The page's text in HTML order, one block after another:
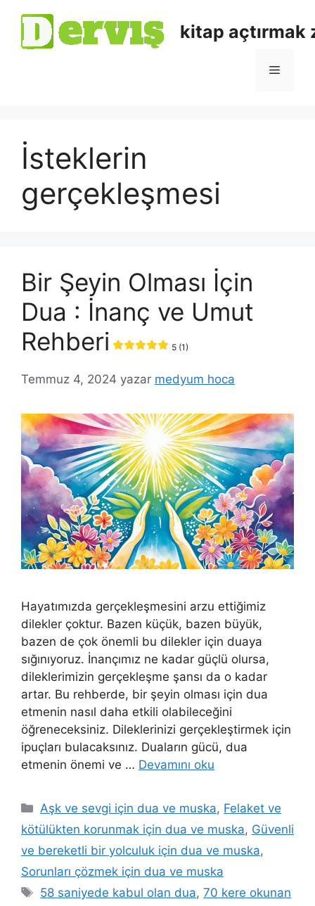
kitap açtırmak
İsteklerin
gerçekleşmesi
Bir Şeyin Olması İçin
Dua : İnanç ve Umut
Rehberi
5 (1)
Temmuz 4, 2024 yazar medyum hoca
Hayatımızda gerçekleşmesini arzu ettiğimiz
dilekler çoktur. Bazen küçük, bazen büyük,
bazen de çok önemli bu dilekler için duaya
sığınıyoruz. İnançımız ne kadar güçlü olursa,
dileklerimizin gerçekleşme şansı da o kadar
artar. Bu rehberde, bir şeyin olması için dua
etmenin nasıl daha etkili olabileceğini
öğreneceksiniz. Dileklerinizi gerçekleştirmek için
ipuçları bulacaksınız. Duaların gücü, dua
etmenin önemi ve … Devamını oku
Aşk ve sevgi için dua ve muska, Felaket ve
kötülükten korunmak için dua ve muska, Güvenli
ve bereketli bir yolculuk için dua ve muska,
Sorunları çözmek için dua ve muska
58 saniyede kabul olan dua,70 kere okunan